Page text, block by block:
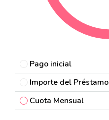
Pago inicial
Importe del Préstamo
Cuota Mensual